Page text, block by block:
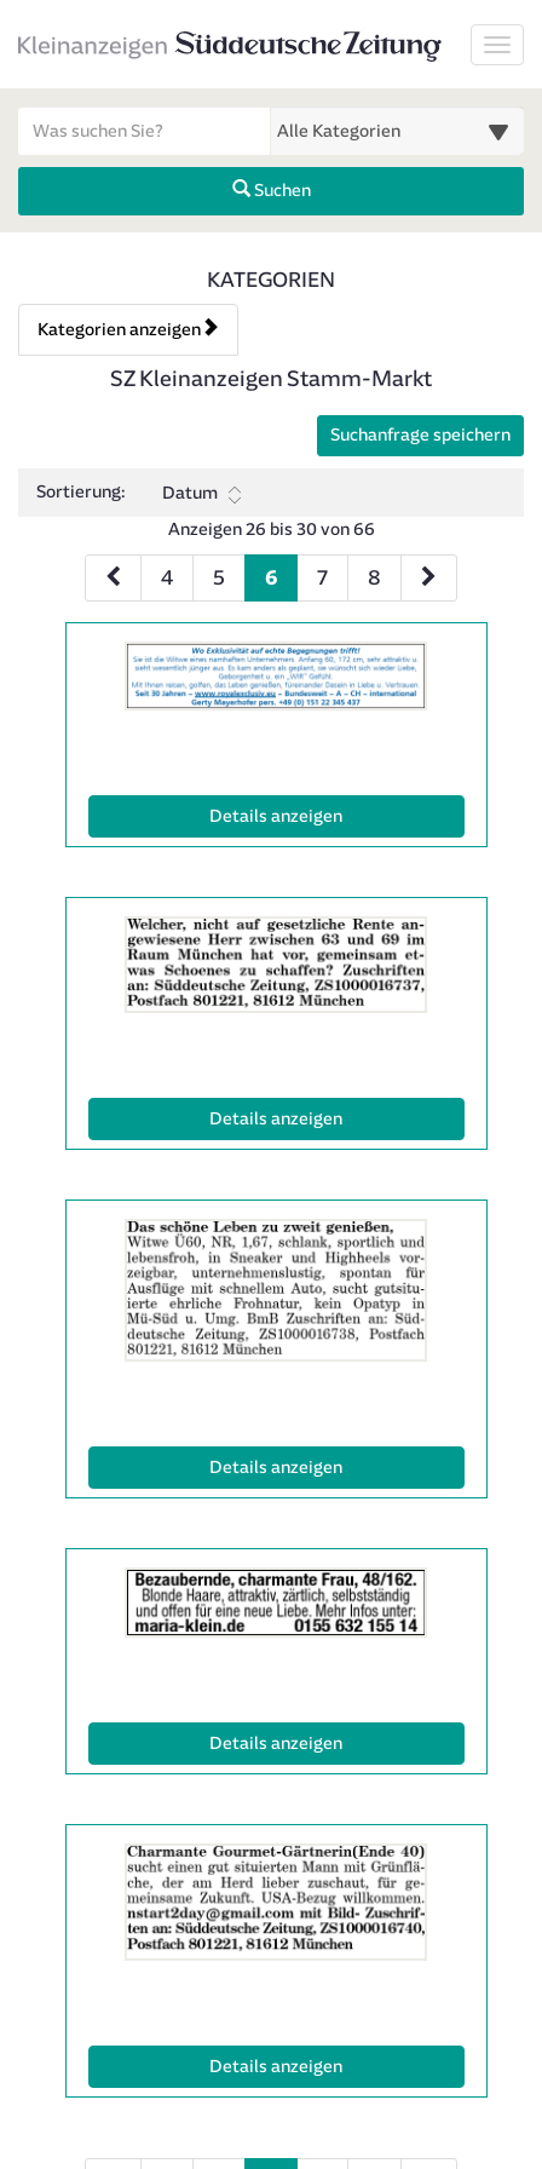
Suchen
Kategorien & Anzeigen
KATEGORIEN
Kategorien anzeigen
Bedienhinweis: Navigieren Sie mit Tab (Shift+Tab zurück).
Rubrik:
SZ Kleinanzeigen Stamm-Markt
Suchanfrage speichern
Sortierung:
Datum
Anzeigen 26 bis 30 von 66
4 5 6 7 8
der
Anzeige
2063508
Details anzeigen(ID: 2063508)
der
Anzeige
2063513
anzeigen
Details anzeigen(ID: 2063513)
der
Anzeige
2063524
anzeigen
|
Info:
Details anzeigen(ID: 2063524)
der
Anzeige
2063538
Details anzeigen(ID: 2063538)
der
Anzeige
2063539
anzeigen
|
Details anzeigen(ID: 2063539)